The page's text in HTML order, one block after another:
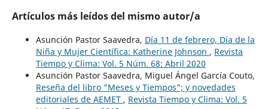
Artículos más leídos del mismo autor/a
Asunción Pastor Saavedra, Día 11 de febrero, Día de la
Niña y Mujer Científica: Katherine Johnson , Revista
Tiempo y Clima: Vol. 5 Núm. 68: Abril 2020
Asunción Pastor Saavedra, Miguel Ángel García Couto,
Reseña del libro "Meses y Tiempos"; y novedades
editoriales de AEMET , Revista Tiempo y Clima: Vol. 5